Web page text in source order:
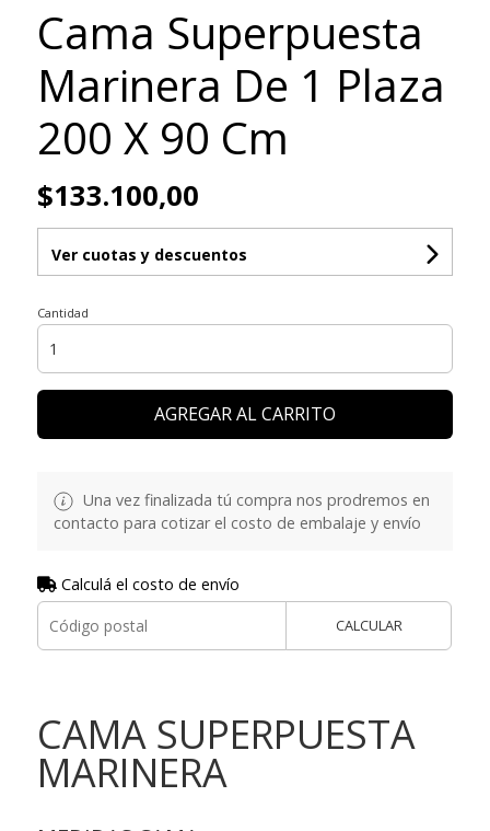
Cama Superpuesta
Marinera De 1 Plaza
200 X 90 Cm
$133.100,00
Ver cuotas y descuentos
Cantidad
AGREGAR AL CARRITO
Una vez finalizada tú compra nos prodremos en
contacto para cotizar el costo de embalaje y envío
Calculá el costo de envío
CALCULAR
CAMA SUPERPUESTA
MARINERA